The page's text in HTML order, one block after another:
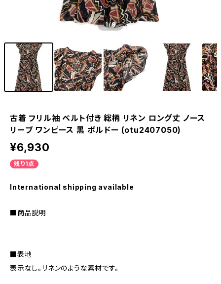
1/9
古着 フリル袖 ベルト付き 総柄 リネン ロング丈 ノース
リーブ ワンピース 黒 ボルドー (otu2407050)
¥6,930
残り1点
International shipping available
■商品説明
■表地
表示なし。リネンのような素材です。